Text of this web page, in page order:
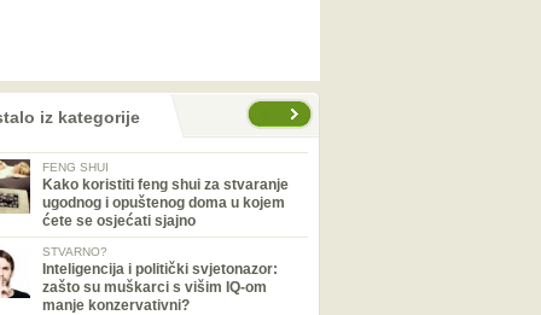
iz kategorije
FENG SHUI
Kako koristiti feng shui za stvaranje
ugodnog i opuštenog doma u kojem
ćete se osjećati sjajno
STVARNO?
Inteligencija i politički svjetonazor:
zašto su muškarci s višim IQ-om
manje konzervativni?